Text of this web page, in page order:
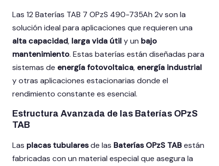
Las 12 Baterías TAB 7 OPzS 490-735Ah 2v son la
solución ideal para aplicaciones que requieren una
alta capacidad, larga vida útily un bajo
mantenimiento. Estas baterías están diseñadas para
sistemas de energía fotovoltaica, energía industrial
y otras aplicaciones estacionarias donde el
rendimiento constante es esencial.
Estructura Avanzada de las Baterías OPzS
TAB
Las placas tubularesde las Baterías OPzS TABestán
fabricadas con un material especial que asegura la